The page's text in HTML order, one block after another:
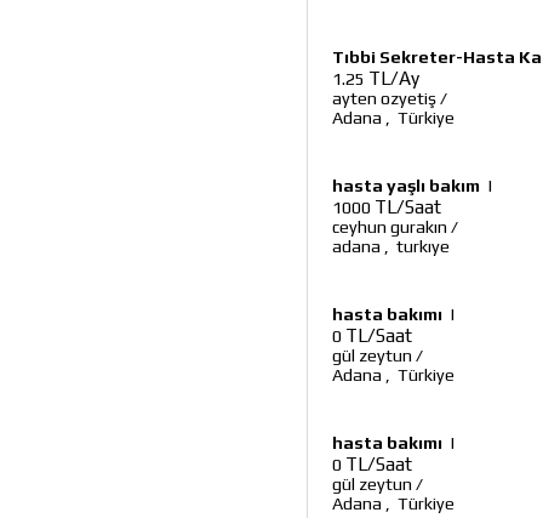
Tıbbi Sekreter-Hasta
1.25 TL/Ay
ayten ozyetiş/
Adana
Türkiye
hasta yaşlı bakım |
1000 TL/Saat
ceyhun gurakın /
adana
turkıye
hasta bakımı |
0 TL/Saat
gül zeytun /
Adana
Türkiye
hasta bakımı |
0 TL/Saat
gül zeytun /
Adana
Türkiye